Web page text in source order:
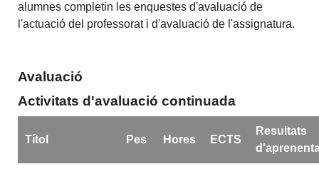
alumnes completin les enquestes d'avaluació de
l'actuació del professorat i d'avaluació de l'assignatura.
Avaluació
Activitats d'avaluació continuada
Títol Pes Hores ECTS
Resultats